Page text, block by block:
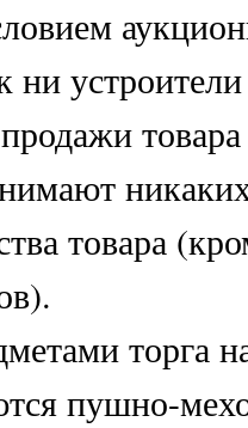
ни
товара
товара
торга
пушно-